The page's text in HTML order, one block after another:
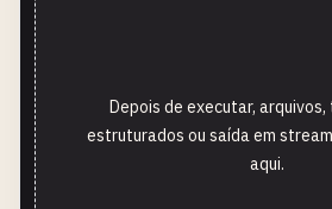
Depois de executar,
estruturados ou saída em
aqui.